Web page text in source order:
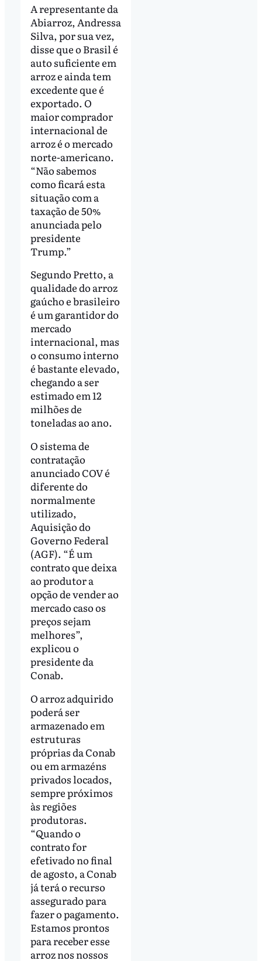
A representante da
Abiarroz, Andressa
Silva, por sua vez,
disse que o Brasil é
auto suficiente em
arroz e ainda tem
excedente que é
exportado. O
maior comprador
internacional de
arroz é o mercado
norte-americano.
“Não sabemos
como ficará esta
situação com a
taxação de 50%
anunciada pelo
presidente
Trump.”
Segundo Pretto, a
qualidade do arroz
gaúcho e brasileiro
é um garantidor do
mercado
internacional, mas
o consumo interno
é bastante elevado,
chegando a ser
estimado em 12
milhões de
toneladas ao ano.
O sistema de
contratação
anunciado COV é
diferente do
normalmente
utilizado,
Aquisição do
Governo Federal
(AGF). “É um
contrato que deixa
ao produtor a
opção de vender ao
mercado caso os
preços sejam
melhores”,
explicou o
presidente da
Conab.
O arroz adquirido
poderá ser
armazenado em
estruturas
próprias da Conab
ou em armazéns
privados locados,
sempre próximos
às regiões
produtoras.
“Quando o
contrato for
efetivado no final
de agosto, a Conab
já terá o recurso
assegurado para
fazer o pagamento.
Estamos prontos
para receber esse
arroz nos nossos